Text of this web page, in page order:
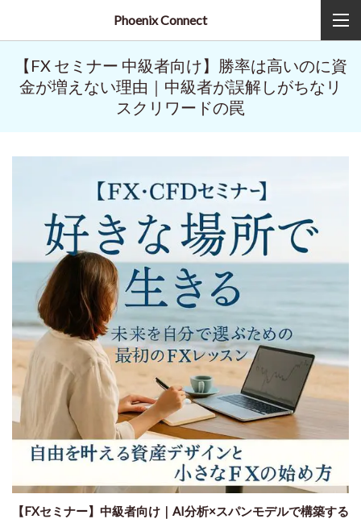
Phoenix Connect
【FX セミナー 中級者向け】勝率は高いのに資
金が増えない理由｜中級者が誤解しがちなリ
スクリワードの罠
【FXセミナー】中級者向け｜AI分析×スパンモデルで構築する